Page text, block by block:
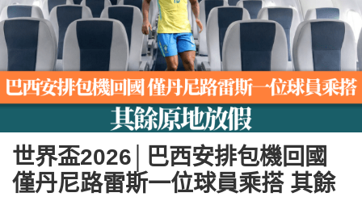
世界盃2026│巴西安排包機回國
僅丹尼路雷斯一位球員乘搭 其餘